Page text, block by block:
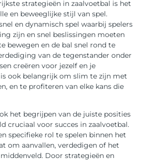
strategieën in zaalvoetbal is het
en beweeglijke stijl van spel.
en dynamisch spel waarbij spelers
zijn en snel beslissingen moeten
bewegen en de bal snel rond te
van de tegenstander onder
creëren voor jezelf en je
ook belangrijk om slim te zijn met
en te profiteren van elke kans die
het begrijpen van de juiste posities
cruciaal voor succes in zaalvoetbal.
specifieke rol te spelen binnen het
om aanvallen, verdedigen of het
Door strategieën en